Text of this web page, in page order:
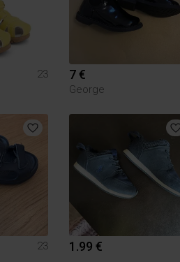
23
7 €
George
23
1.99 €